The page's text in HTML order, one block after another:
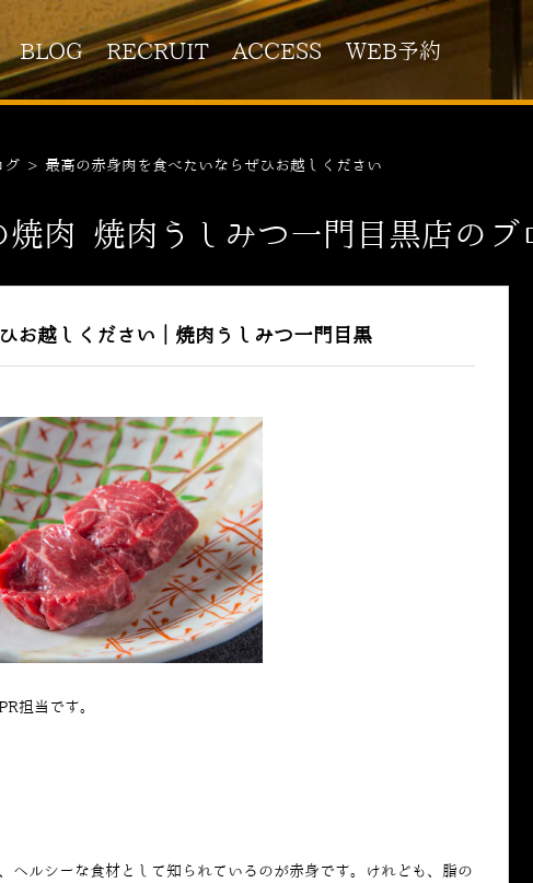
BLOG RECRUIT ACCESS WEB予約
グ > 最高の赤身肉を食べたいならぜひお越しください
焼肉 焼肉うしみつ一門目黒店のブ
お越しください｜焼肉うしみつ一門目黒
担当です。
ヘルシーな食材として知られているのが赤身です。けれども、脂の